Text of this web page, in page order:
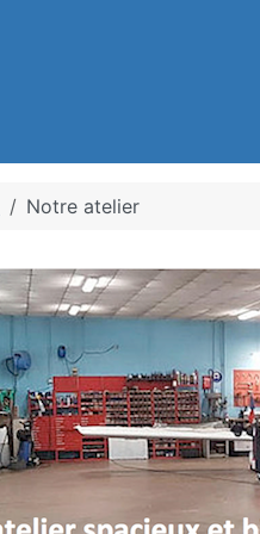
Notre atelier